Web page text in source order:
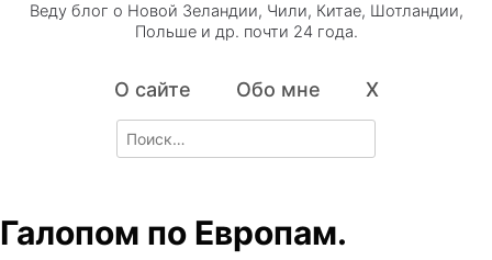
Веду блог о Новой Зеландии, Чили, Китае, Шотландии,
Польше и др. почти 24 года.
О сайте Обо мне X
Search
for:
Галопом по Европам.